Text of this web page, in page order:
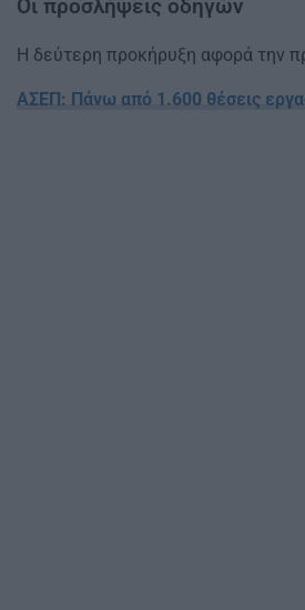
Οι προσλήψεις οδηγών
Η δεύτερη προκήρυξη αφορά την
ΑΣΕΠ: Πάνω από 1.600 θέσεις